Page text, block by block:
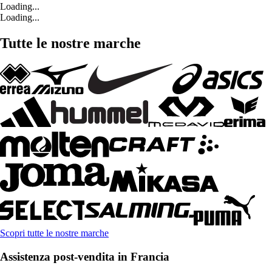
Loading...
Loading...
Tutte le nostre marche
Scopri tutte le nostre marche
Assistenza post-vendita in Francia